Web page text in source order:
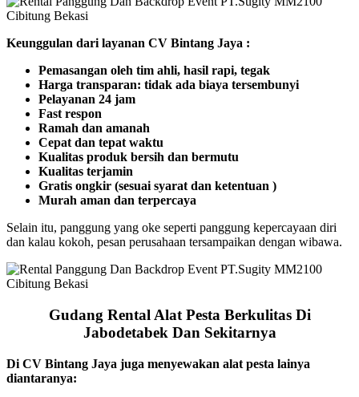
Keunggulan dari layanan CV Bintang Jaya :
Pemasangan oleh tim ahli, hasil rapi, tegak
Harga transparan: tidak ada biaya tersembunyi
Pelayanan 24 jam
Fast respon
Ramah dan amanah
Cepat dan tepat waktu
Kualitas produk bersih dan bermutu
Kualitas terjamin
Gratis ongkir (sesuai syarat dan ketentuan )
Murah aman dan terpercaya
Selain itu, panggung yang oke seperti panggung kepercayaan diri
dan kalau kokoh, pesan perusahaan tersampaikan dengan wibawa.
Gudang Rental Alat Pesta Berkulitas Di
Jabodetabek Dan Sekitarnya
Di CV Bintang Jaya juga menyewakan alat pesta lainya
diantaranya: